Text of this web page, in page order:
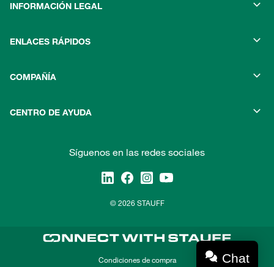
INFORMACIÓN LEGAL
ENLACES RÁPIDOS
COMPAÑÍA
CENTRO DE AYUDA
Síguenos en las redes sociales
© 2026 STAUFF
Condiciones de compra
Chat